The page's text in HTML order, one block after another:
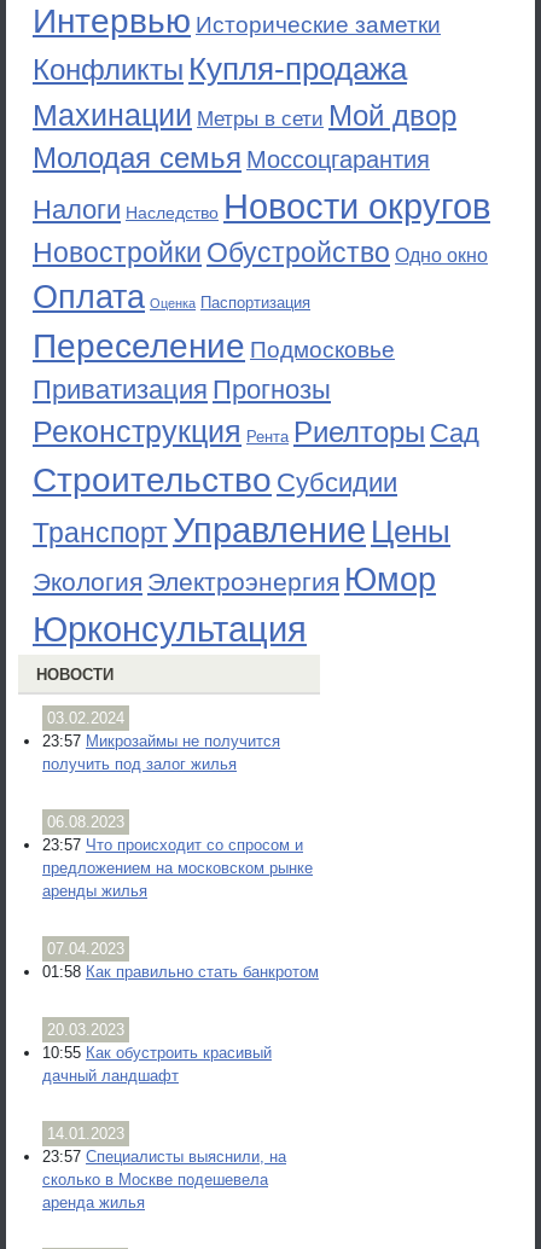
Интервью Исторические заметки
Конфликты Купля-продажа
Махинации Метры в сети Мой двор
Молодая семья Моссоцгарантия
Налоги Наследство Новости округов
Новостройки Обустройство Одно окно
Оплата Оценка Паспортизация
Переселение Подмосковье
Приватизация Прогнозы
Реконструкция Рента Риелторы Сад
Строительство Субсидии
ТранспортУправление Цены
Экология Электроэнергия Юмор
Юрконсультация
НОВОСТИ
03.02.2024
23:57 Микрозаймы не получится
получить под залог жилья
06.08.2023
23:57 Что происходит со спросом и
предложением на московском рынке
аренды жилья
07.04.2023
01:58 Как правильно стать банкротом
20.03.2023
10:55 Как обустроить красивый
дачный ландшафт
14.01.2023
23:57 Специалисты выяснили, на
сколько в Москве подешевела
аренда жилья